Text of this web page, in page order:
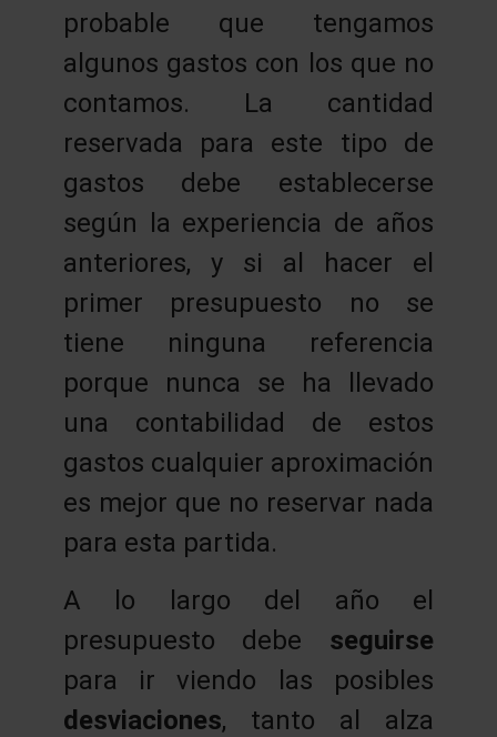
probable que tengamos
algunos gastos con los que no
contamos. La cantidad
reservada para este tipo de
gastos debe establecerse
según la experiencia de años
anteriores, y si al hacer el
primer presupuesto no se
tiene ninguna referencia
porque nunca se ha llevado
una contabilidad de estos
gastos cualquier aproximación
es mejor que no reservar nada
para esta partida.
A lo largo del año el
presupuesto debe seguirse
para ir viendo las posibles
desviaciones, tanto al alza